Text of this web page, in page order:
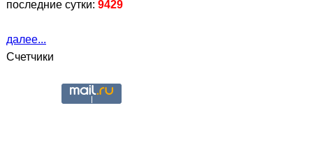
последние сутки: 9429
далее...
Счетчики